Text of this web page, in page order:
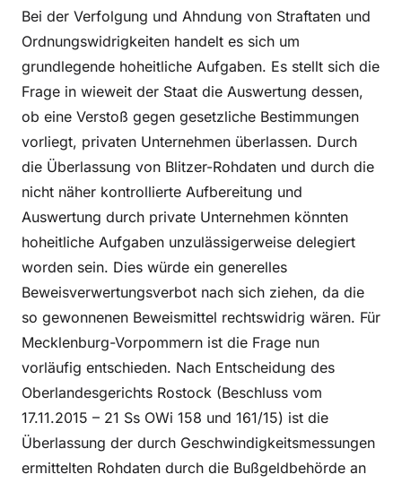
Bei der Verfolgung und Ahndung von Straftaten und
Ordnungswidrigkeiten handelt es sich um
grundlegende hoheitliche Aufgaben. Es stellt sich die
Frage in wieweit der Staat die Auswertung dessen,
ob eine Verstoß gegen gesetzliche Bestimmungen
vorliegt, privaten Unternehmen überlassen. Durch
die Überlassung von Blitzer-Rohdaten und durch die
nicht näher kontrollierte Aufbereitung und
Auswertung durch private Unternehmen könnten
hoheitliche Aufgaben unzulässigerweise delegiert
worden sein. Dies würde ein generelles
Beweisverwertungsverbot nach sich ziehen, da die
so gewonnenen Beweismittel rechtswidrig wären. Für
Mecklenburg-Vorpommern ist die Frage nun
vorläufig entschieden. Nach Entscheidung des
Oberlandesgerichts Rostock (Beschluss vom
17.11.2015 – 21 Ss OWi 158 und 161/15) ist die
Überlassung der durch Geschwindigkeitsmessungen
ermittelten Rohdaten durch die Bußgeldbehörde an